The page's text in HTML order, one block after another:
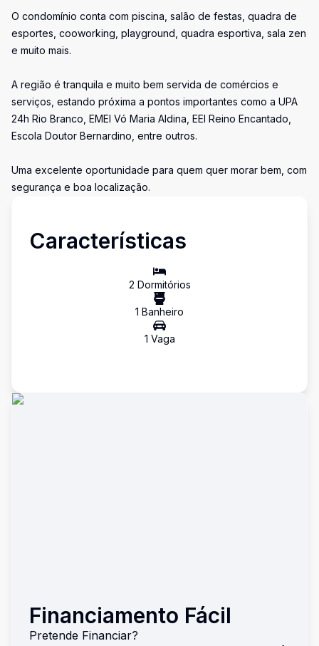
O condomínio conta com piscina, salão de festas, quadra de
esportes, cooworking, playground, quadra esportiva, sala zen
e muito mais.
A região é tranquila e muito bem servida de comércios e
serviços, estando próxima a pontos importantes como a UPA
24h Rio Branco, EMEI Vó Maria Aldina, EEI Reino Encantado,
Escola Doutor Bernardino, entre outros.
Uma excelente oportunidade para quem quer morar bem, com
segurança e boa localização.
Características
2 Dormitórios
1 Banheiro
1 Vaga
Financiamento Fácil
Pretende Financiar?